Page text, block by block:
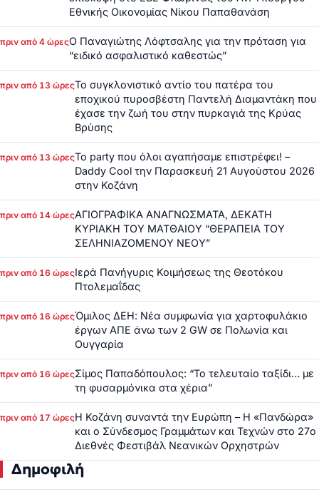
Εθνικής Οικονομίας Νίκου Παπαθανάση
πριν από 4 ώρεςΟ Παναγιώτης Λόφτσαλης για την πρόταση για
“ειδικό ασφαλιστικό καθεστώς”
πριν από 13 ώρεςΤο συγκλονιστικό αντίο του πατέρα του
εποχικού πυροσβέστη Παντελή Διαμαντάκη που
έχασε την ζωή του στην πυρκαγιά της Κρύας
Βρύσης
πριν από 13 ώρεςΤο party που όλοι αγαπήσαμε επιστρέφει! –
Daddy Cool την Παρασκευή 21 Αυγούστου 2026
στην Κοζάνη
πριν από 14 ώρεςΑΓΙΟΓΡΑΦΙΚΑ ΑΝΑΓΝΩΣΜΑΤΑ, ΔΕΚΑΤΗ
ΚΥΡΙΑΚΗ ΤΟΥ ΜΑΤΘΑΙΟΥ “ΘΕΡΑΠΕΙΑ ΤΟΥ
ΣΕΛΗΝΙΑΖΟΜΕΝΟΥ ΝΕΟΥ”
πριν από 16 ώρεςΙερά Πανήγυρις Κοιμήσεως της Θεοτόκου
Πτολεμαΐδας
πριν από 16 ώρεςΌμιλος ΔΕΗ: Νέα συμφωνία για χαρτοφυλάκιο
έργων ΑΠΕ άνω των 2 GW σε Πολωνία και
Ουγγαρία
πριν από 16 ώρεςΣίμος Παπαδόπουλος: “Το τελευταίο ταξίδι… με
τη φυσαρμόνικα στα χέρια”
πριν από 17 ώρεςΗ Κοζάνη συναντά την Ευρώπη – Η «Πανδώρα»
και ο Σύνδεσμος Γραμμάτων και Τεχνών στο 27ο
Διεθνές Φεστιβάλ Νεανικών Ορχηστρών
Δημοφιλή